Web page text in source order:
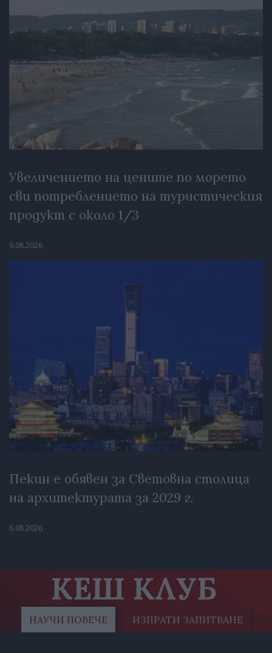
Увеличението на цените по морето
сви потреблението на туристическия
продукт с около 1/3
9.08.2026
Пекин е обявен за Световна столица
на архитектурата за 2029 г.
6.08.2026
КЕШ КЛУБ
НАУЧИ ПОВЕЧЕ ИЗПРАТИ ЗАПИТВАНЕ